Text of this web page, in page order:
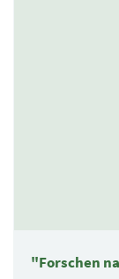
"Forschen